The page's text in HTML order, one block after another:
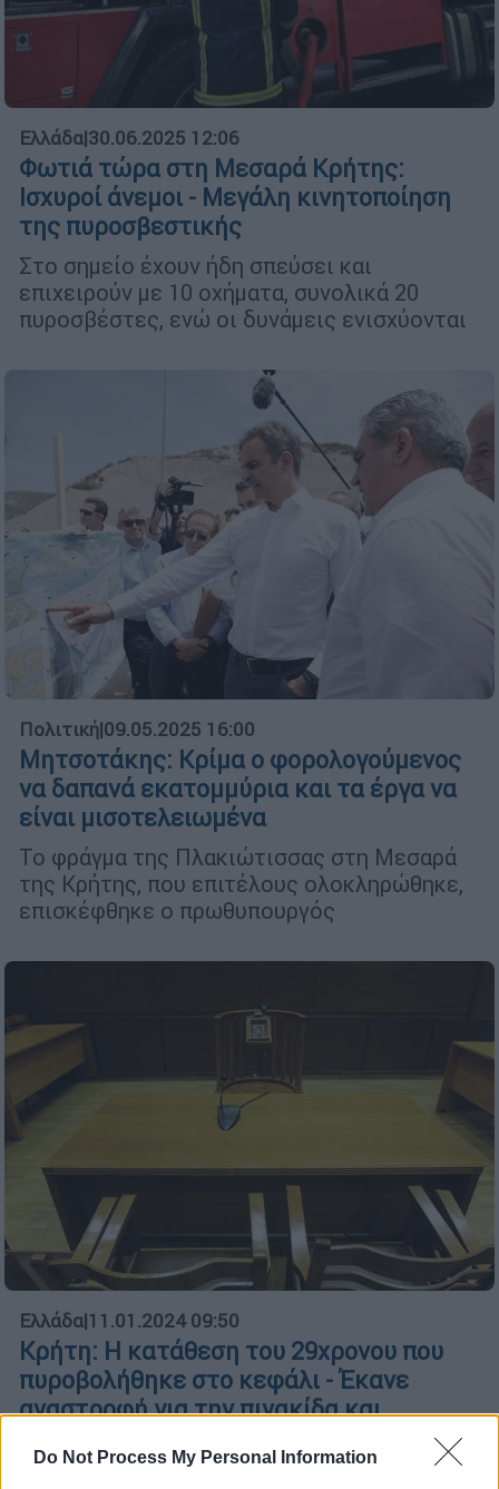
Do Not Process My Personal Information
Ελλάδα|30.06.2025 12:06
Φωτιά τώρα στη Μεσαρά Κρήτης:
Ισχυροί άνεμοι - Μεγάλη κινητοποίηση
της πυροσβεστικής
Στο σημείο έχουν ήδη σπεύσει και
επιχειρούν με 10 οχήματα, συνολικά 20
πυροσβέστες, ενώ οι δυνάμεις ενισχύονται
Πολιτική|09.05.2025 16:00
Μητσοτάκης: Κρίμα ο φορολογούμενος
να δαπανά εκατομμύρια και τα έργα να
είναι μισοτελειωμένα
Το φράγμα της Πλακιώτισσας στη Μεσαρά
της Κρήτης, που επιτέλους ολοκληρώθηκε,
επισκέφθηκε ο πρωθυπουργός
Ελλάδα|11.01.2024 09:50
Κρήτη: Η κατάθεση του 29χρονου που
πυροβολήθηκε στο κεφάλι - Έκανε
αναστροφή για την πινακίδα και